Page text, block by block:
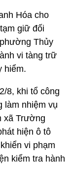
Hóa cho
giữ đối
Thủy
vi tàng trữ
hiểm.
8, khi tổ công
làm nhiệm vụ
xã Trường
hiện ô tô
vi phạm
kiểm tra hành